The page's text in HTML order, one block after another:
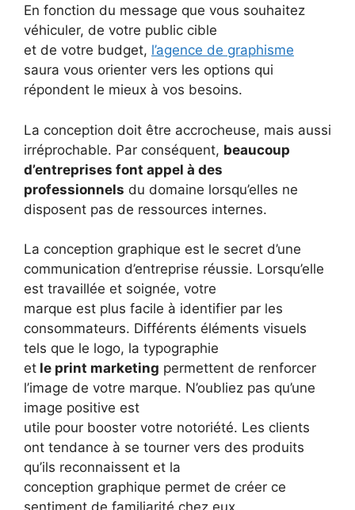
En fonction du message que vous souhaitez
véhiculer, de votre public cible
et de votre budget, l’agence de graphisme
saura vous orienter vers les options qui
répondent le mieux à vos besoins.
La conception doit être accrocheuse, mais aussi
irréprochable. Par conséquent, beaucoup
d’entreprises font appel à des
professionnels du domaine lorsqu’elles ne
disposent pas de ressources internes.
La conception graphique est le secret d’une
communication d’entreprise réussie. Lorsqu’elle
est travaillée et soignée, votre
marque est plus facile à identifier par les
consommateurs. Différents éléments visuels
tels que le logo, la typographie
et le print marketing permettent de renforcer
l’image de votre marque. N’oubliez pas qu’une
image positive est
utile pour booster votre notoriété. Les clients
ont tendance à se tourner vers des produits
qu’ils reconnaissent et la
conception graphique permet de créer ce